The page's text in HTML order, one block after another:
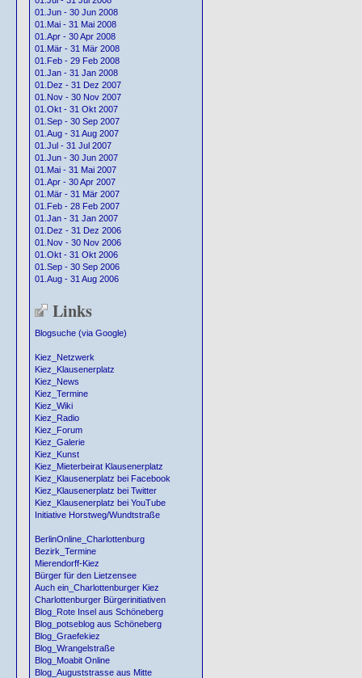
01.Jun - 30 Jun 2008
01.Mai - 31 Mai 2008
01.Apr - 30 Apr 2008
01.Mär - 31 Mär 2008
01.Feb - 29 Feb 2008
01.Jan - 31 Jan 2008
01.Dez - 31 Dez 2007
01.Nov - 30 Nov 2007
01.Okt - 31 Okt 2007
01.Sep - 30 Sep 2007
01.Aug - 31 Aug 2007
01.Jul - 31 Jul 2007
01.Jun - 30 Jun 2007
01.Mai - 31 Mai 2007
01.Apr - 30 Apr 2007
01.Mär - 31 Mär 2007
01.Feb - 28 Feb 2007
01.Jan - 31 Jan 2007
01.Dez - 31 Dez 2006
01.Nov - 30 Nov 2006
01.Okt - 31 Okt 2006
01.Sep - 30 Sep 2006
01.Aug - 31 Aug 2006
Links
Blogsuche (via Google)
Kiez_Netzwerk
Kiez_Klausenerplatz
Kiez_News
Kiez_Termine
Kiez_Wiki
Kiez_Radio
Kiez_Forum
Kiez_Galerie
Kiez_Kunst
Kiez_Mieterbeirat Klausenerplatz
Kiez_Klausenerplatz bei Facebook
Kiez_Klausenerplatz bei Twitter
Kiez_Klausenerplatz bei YouTube
Initiative Horstweg/Wundtstraße
BerlinOnline_Charlottenburg
Bezirk_Termine
Mierendorff-Kiez
Bürger für den Lietzensee
Auch ein_Charlottenburger Kiez
Charlottenburger Bürgerinitiativen
Blog_Rote Insel aus Schöneberg
Blog_potseblog aus Schöneberg
Blog_Graefekiez
Blog_Wrangelstraße
Blog_Moabit Online
Blog_Auguststrasse aus Mitte